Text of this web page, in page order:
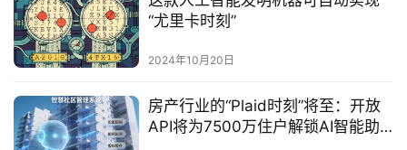
“尤里卡时刻”
2024年10月20日
房产行业的“Plaid时刻”将至：开放
API将为7500万住户解锁AI智能助